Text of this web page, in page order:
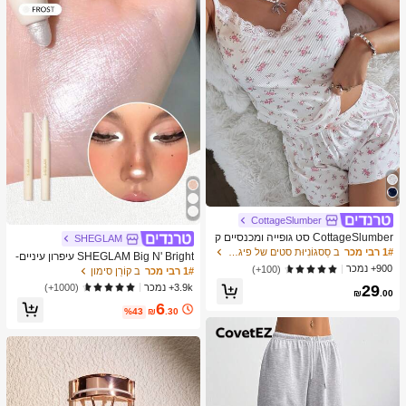
CottageSlumber
CottageSlumber סט גופייה ומכנסיים ק
צרים סרוגים עם שוליים נצנצים וקונטרס
ט תחרה
1# רבי מכר
900+ נמכר
(100+)
₪29.00
SHEGLAM
SHEGLAM Big N' Bright עיפרון עיניים-
Frost מותג יופי קוסמטיקה איפור לנשים ו
לנערות
1# רבי מכר
ב קוֹרֵן סימון
3.9k+ נמכר
(1000+)
₪6.30
%43